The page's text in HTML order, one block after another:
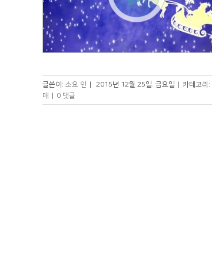
글쓴이: 소요 인 2015년 12월 25일. 금요일 카테고리:
매
0 댓글